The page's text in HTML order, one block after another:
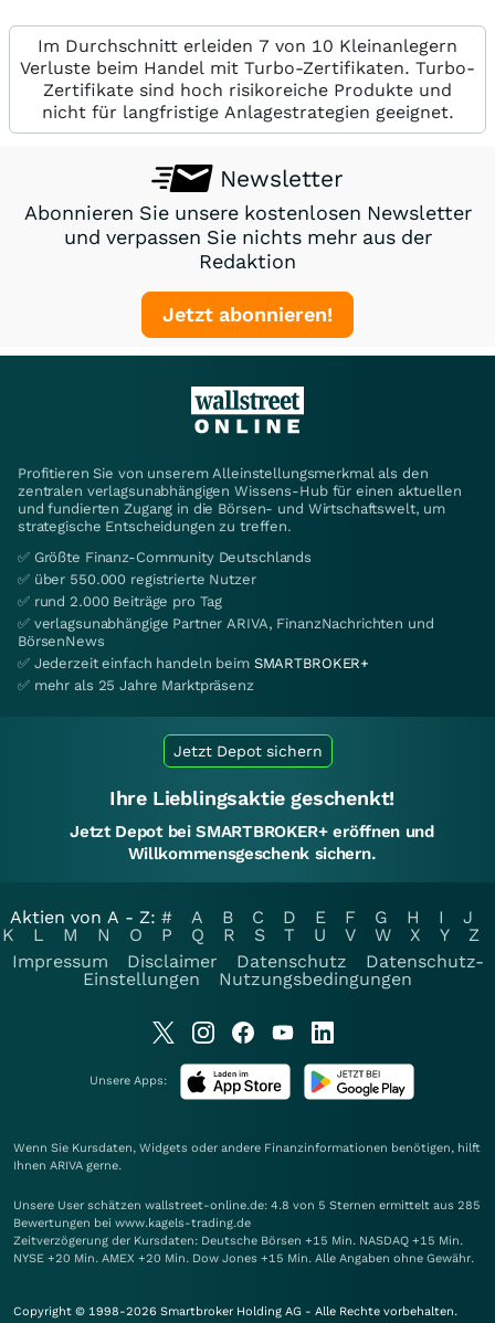
Erwerb von Wertpapieren birgt Risiken, die zum Totalverlust des eingesetzten
Kapitals führen können. Etwaige in der Vergangenheit erzielte Gewinne bieten
keine Gewähr für etwaige Gewinne in der Zukunft. Die Smartbroker Holding AG,
ihre verbundenen Unternehmen, ihre Organe und ihre Mitarbeiter (nachfolgend
auch „wir“ bzw. „uns“) sichern weder explizit noch implizit eine bestimmte
Kursentwicklung von Anlageprodukten oder Anlageproduktklassen zu. Wir
Verfügung zu stellenden Informationen (z.B. den Verkaufsprospekt) zur
Kenntnis zu nehmen und einen fachkundigen Berater zu konsultieren.Wir
übernehmen keine Gewähr für die Aktualität, Richtigkeit, Angemessenheit,
Qualität und Vollständigkeit der auf wallstreetONLINE zur Verfügung gestellten
Informationen.Machen Leser die bei wallstreetONLINE veröffentlichten Inhalte
zur Grundlage eigener Anlageentscheidungen, so geschieht dies auf eigenes
Risiko. Soweit rechtlich zulässig, schließen wir unsere Haftung für etwaige
direkt oder indirekt damit verbundene Vermögensschäden aus. Eine Haftung für
Vorsatz oder grobe Fahrlässigkeit bleibt unberührt.
Ergänzender Hinweis für Inhalte externer Autoren:
Auf die bei wallstreetONLINE veröffentlichten Inhalte externer Autoren (wie z.B.
Gruppe gehörende Unternehmen) haben wir keinen Einfluss. Externe Autoren
gehören nicht der Redaktion von wallstreetONLINE an.Für die Inhalte sind
ausschließlich die jeweiligen externen Autoren verantwortlich. Ihre bei
wallstreetONLINE veröffentlichten Inhalte sind nicht von Anlageinteressen der
Smartbroker Holding AG, ihrer verbundenen Unternehmen, ihrer Organe oder
ihrer Mitarbeiter bestimmt und spiegeln nicht notwendigerweise die Meinungen
und Auffassungen ihrer Organe oder ihrer Mitarbeiter bzw. der Organe ihrer
verbundenen Unternehmen wider. Sie sind insbesondere nicht als Aufforderung
durch die Smartbroker Holding AG, ihre verbundenen Unternehmen, ihre Organe
oder ihrer Mitarbeiter zu verstehen, bestimmte Anlageprodukte zu kaufen oder
zu verkaufen oder eine bestimmte Anlagestrategie zu verfolgen. (
Im Durchschnitt erleiden 7 von 10 Kleinanlegern
Verluste beim Handel mit Turbo-Zertifikaten. Turbo-
Zertifikate sind hoch risikoreiche Produkte und
nicht für langfristige Anlagestrategien geeignet.
Abonnieren Sie unsere kostenlosen Newsletter
und verpassen Sie nichts mehr aus der
Redaktion
Jetzt abonnieren!
zentralen verlagsunabhängigen Wissens-Hub für einen aktuellen
und fundierten Zugang in die Börsen- und Wirtschaftswelt, um
strategische Entscheidungen zu treffen.